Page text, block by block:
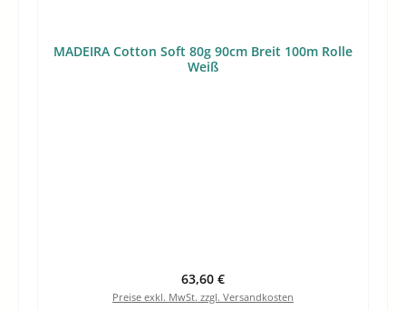
MADEIRA Cotton Soft 80g 90cm Breit 100m Rolle
Weiß
Regulärer Preis:
63,60 €
Preise exkl. MwSt. zzgl. Versandkosten